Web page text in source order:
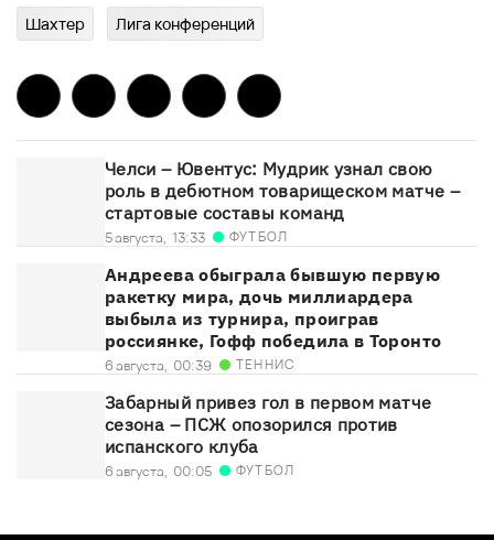
Шахтер Лига конференций
Челси – Ювентус: Мудрик узнал свою
роль в дебютном товарищеском матче –
стартовые составы команд
5 августа, 13:33 ФУТБОЛ
Андреева обыграла бывшую первую
ракетку мира, дочь миллиардера
выбыла из турнира, проиграв
россиянке, Гофф победила в Торонто
6 августа, 00:39 ТЕННИС
Забарный привез гол в первом матче
сезона – ПСЖ опозорился против
испанского клуба
6 августа, 00:05 ФУТБОЛ